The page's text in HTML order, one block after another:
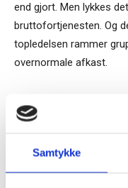
Samtykke
end gjort. Men lykkes
bruttofortjenesten. Og
topledelsen rammer
overnormale afkast.
TAGS
menneskelige